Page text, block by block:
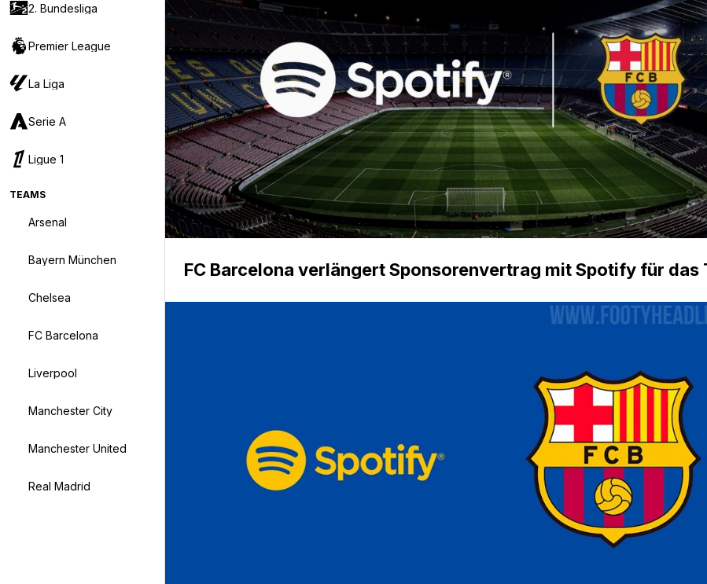
2. Bundesliga
Premier League
La Liga
Serie A
Ligue 1
TEAMS
Arsenal
Bayern München
Chelsea
FC Barcelona
Liverpool
Manchester City
Manchester United
Real Madrid
FC Barcelona verlängert Sponsorenvertrag mit Spotify für das